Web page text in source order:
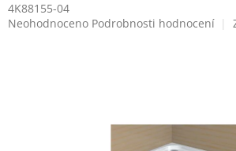
4K88155-04
Průměrné
Neohodnoceno Podrobnosti hodnocení